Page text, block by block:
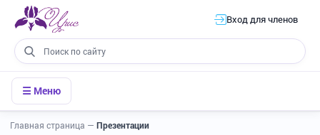
Вход для членов
☰ Меню
Главная страница — Презентации